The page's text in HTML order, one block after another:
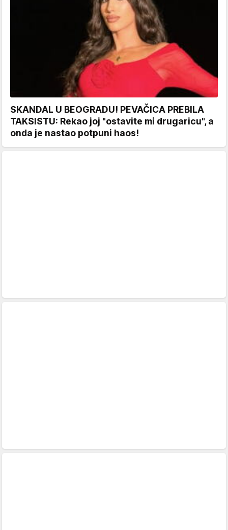
SKANDAL U BEOGRADU! PEVAČICA PREBILA
TAKSISTU: Rekao joj "ostavite mi drugaricu", a
onda je nastao potpuni haos!